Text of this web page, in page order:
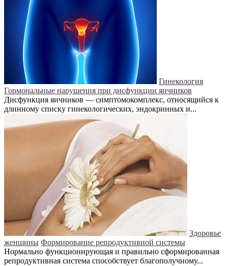
Гинекология
Гормональные нарушения при дисфункции яичников
Дисфункция яичников — симптомокомплекс, относящийся к
длинному списку гинекологических, эндокринных и...
Здоровье
женщины Формирование репродуктивной системы
Нормально функционирующая и правильно сформированная
репродуктивная система способствует благополучному...